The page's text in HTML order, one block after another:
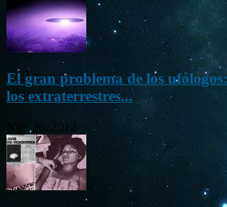
El gran problema de los
los extraterrestres...
Nov 26, 2012